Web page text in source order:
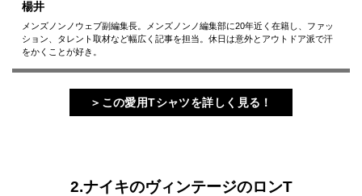
楊井
メンズノンノウェブ副編集長。メンズノンノ編集部に20年近く在籍し、ファッ
ション、タレント取材など幅広く記事を担当。休日は意外とアウトドア派で汗
をかくことが好き。
＞この愛用Tシャツを詳しく見る！
2.ナイキのヴィンテージのロンT